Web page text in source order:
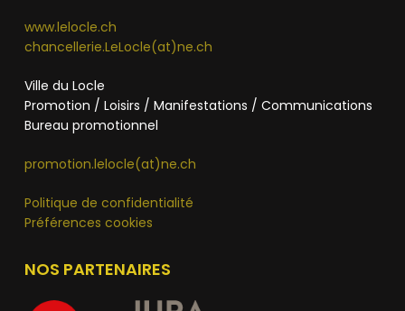
www.lelocle.ch
chancellerie.LeLocle(at)ne.ch
Ville du Locle
Promotion / Loisirs / Manifestations / Communications
Bureau promotionnel
promotion.lelocle(at)ne.ch
Politique de confidentialité
Préférences cookies
NOS PARTENAIRES